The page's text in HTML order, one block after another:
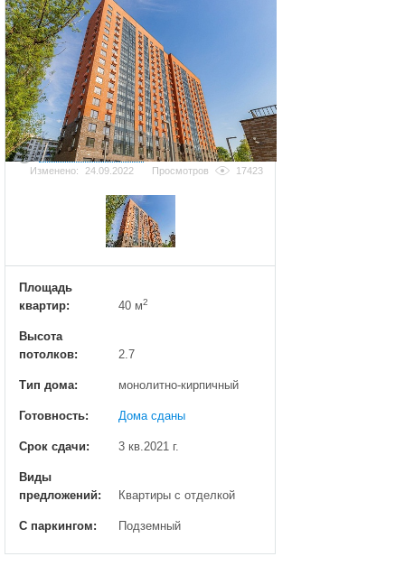
Добавить фотографию
Изменено:
24.09.2022 Просмотров 17423
Площадь
квартир:
40 м2
Высота
потолков:
2.7
Тип дома: монолитно-кирпичный
Готовность: Дома сданы
Срок сдачи: 3 кв.2021 г.
Виды
предложений:
Квартиры с отделкой
С паркингом: Подземный